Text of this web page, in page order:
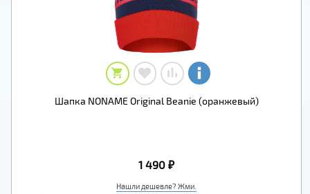
Шапка NONAME Original Beanie (оранжевый)
Нашли дешевле? Жми.
1 490 ₽